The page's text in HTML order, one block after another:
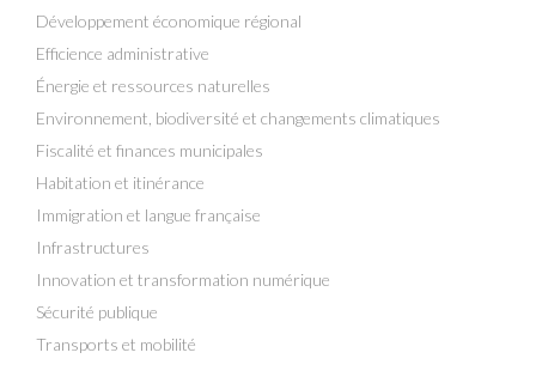
Développement économique régional
Efficience administrative
Énergie et ressources naturelles
Environnement, biodiversité et changements climatiques
Fiscalité et finances municipales
Habitation et itinérance
Immigration et langue française
Infrastructures
Innovation et transformation numérique
Sécurité publique
Transports et mobilité